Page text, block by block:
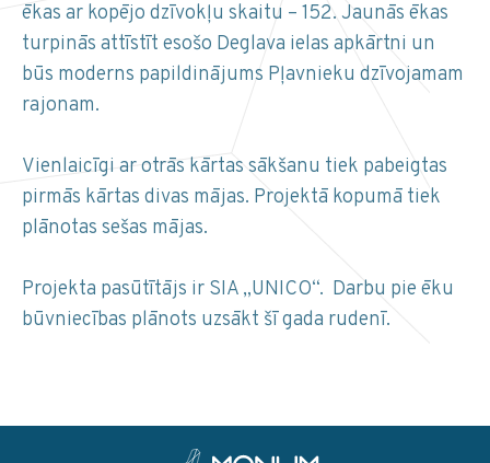
ēkas ar kopējo dzīvokļu skaitu – 152. Jaunās ēkas
turpinās attīstīt esošo Deglava ielas apkārtni un
būs moderns papildinājums Pļavnieku dzīvojamam
rajonam.
Vienlaicīgi ar otrās kārtas sākšanu tiek pabeigtas
pirmās kārtas divas mājas. Projektā kopumā tiek
plānotas sešas mājas.
Projekta pasūtītājs ir SIA „UNICO“. Darbu pie ēku
būvniecības plānots uzsākt šī gada rudenī.